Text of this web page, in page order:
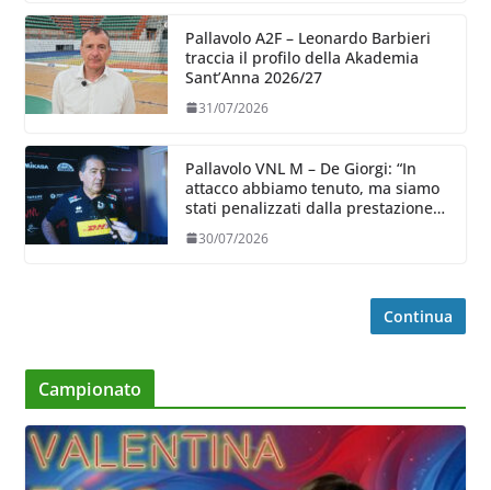
Pallavolo A2F – Leonardo Barbieri
traccia il profilo della Akademia
Sant’Anna 2026/27
31/07/2026
Pallavolo VNL M – De Giorgi: “In
attacco abbiamo tenuto, ma siamo
stati penalizzati dalla prestazione
30/07/2026
Continua
Campionato